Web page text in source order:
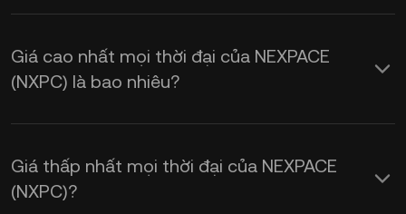
KuCoin cung cấp thông tin cập nhật về
giá USD theo thời gian thực cho
NEXPACE (NXPC). Giá NEXPACE chịu
KuCoin để nhận tỷ giá hối đoái từ
NXPC sang USD
Giá cao nhất mọi thời đại của NEXPACE
(NXPC) là bao nhiêu?
Giá thấp nhất mọi thời đại của NEXPACE
(NXPC)?